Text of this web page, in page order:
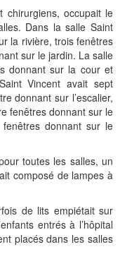
chirurgiens, occupait le
Dans la salle Saint
la rivière, trois fenêtres
sur le jardin. La salle
donnant sur la cour et
Vincent avait sept
donnant sur l’escalier,
fenêtres donnant sur le
donnant sur le
toutes les salles, un
composé de lampes à
de lits empiétait sur
entrés à l’hôpital
placés dans les salles